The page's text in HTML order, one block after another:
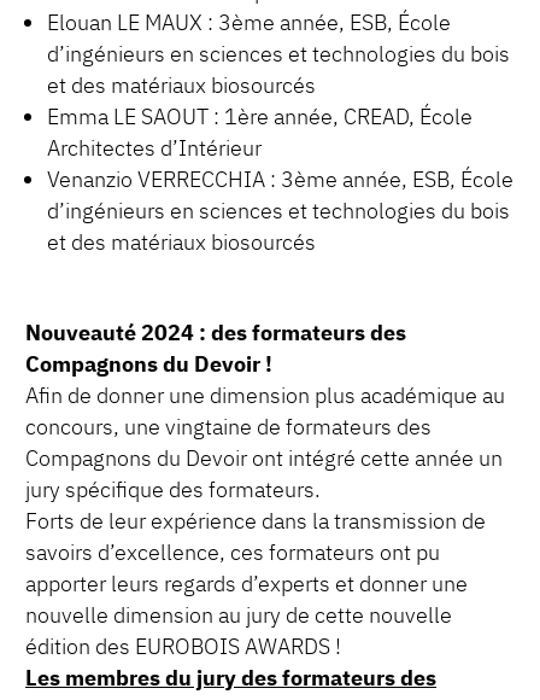
Elouan LE MAUX : 3ème année, ESB, École
d’ingénieurs en sciences et technologies du bois
et des matériaux biosourcés
Emma LE SAOUT : 1ère année, CREAD, École
Architectes d’Intérieur
Venanzio VERRECCHIA : 3ème année, ESB, École
d’ingénieurs en sciences et technologies du bois
et des matériaux biosourcés
Nouveauté 2024 : des formateurs des
Compagnons du Devoir !
Afin de donner une dimension plus académique au
concours, une vingtaine de formateurs des
Compagnons du Devoir ont intégré cette année un
jury spécifique des formateurs.
Forts de leur expérience dans la transmission de
savoirs d’excellence, ces formateurs ont pu
apporter leurs regards d’experts et donner une
nouvelle dimension au jury de cette nouvelle
édition des EUROBOIS AWARDS !
Les membres du jury des formateurs des